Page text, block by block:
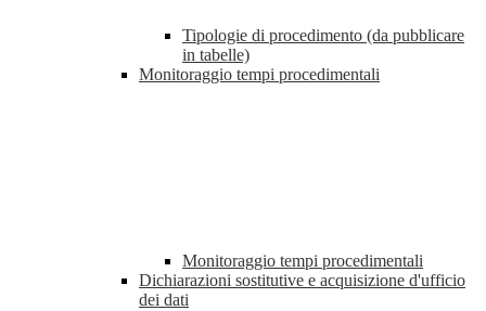
Tipologie di procedimento (da pubblicare
in tabelle)
Monitoraggio tempi procedimentali
Monitoraggio tempi procedimentali
Dichiarazioni sostitutive e acquisizione d'ufficio
dei dati